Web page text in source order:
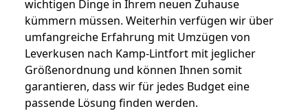
wichtigen Dinge in Ihrem neuen Zuhause
kümmern müssen. Weiterhin verfügen wir über
umfangreiche Erfahrung mit Umzügen von
Leverkusen nach Kamp-Lintfort mit jeglicher
Größenordnung und können Ihnen somit
garantieren, dass wir für jedes Budget eine
passende Lösung finden werden.